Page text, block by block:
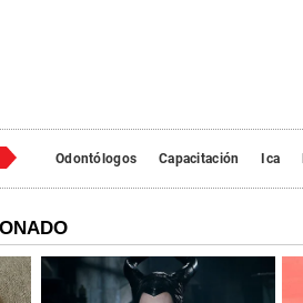
Odontólogos Capacitación Ica